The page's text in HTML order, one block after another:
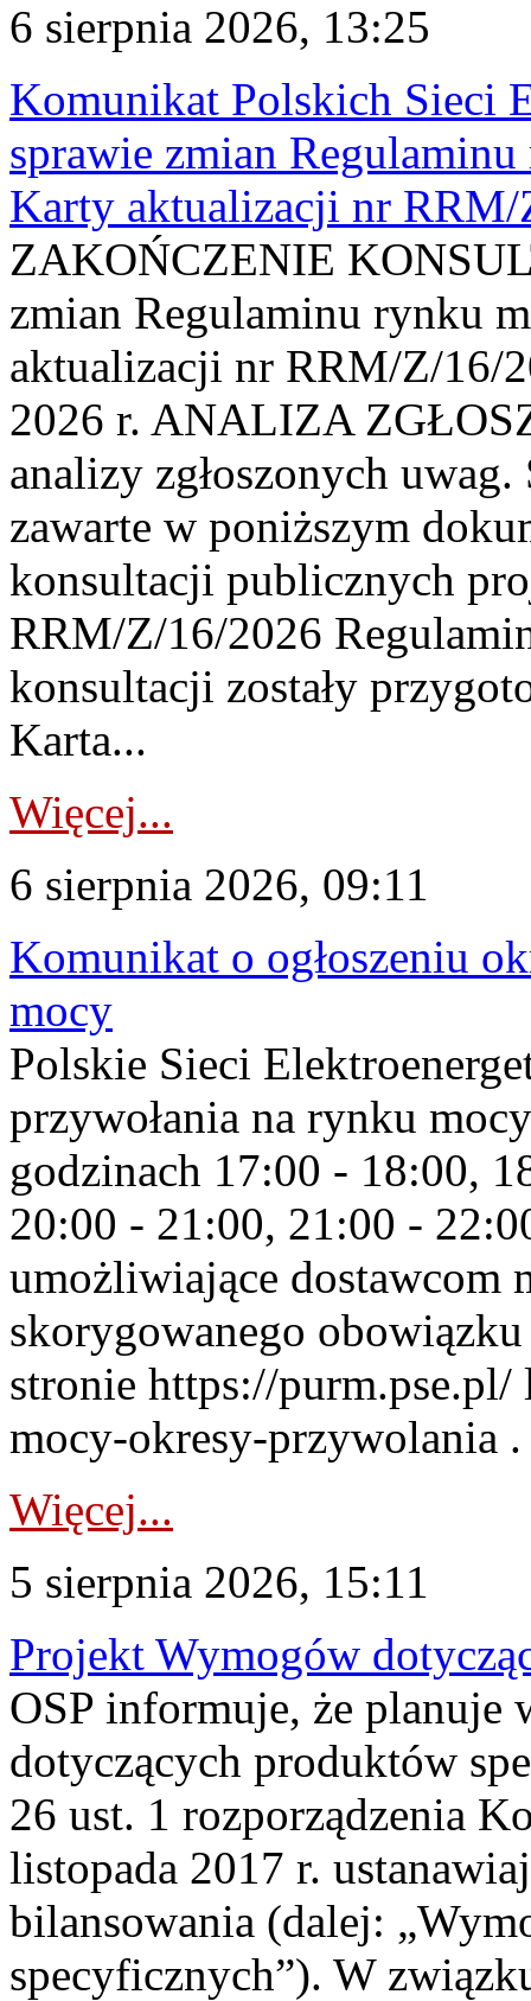
6 sierpnia 2026, 13:25
Komunikat Polskich Sieci
sprawie zmian
Karty aktualizacji nr
ZAKOŃCZENIE
zmian Regulaminu rynku
aktualizacji nr RRM/Z/16/
2026 r. ANALIZA
analizy zgłoszonych
zawarte w poniższym
konsultacji publicznych
RRM/Z/16/2026
konsultacji zostały
Karta...
Więcej...
6 sierpnia 2026, 09:11
Komunikat o ogłoszeniu
mocy
Polskie Sieci
przywołania na rynku
godzinach 17:00 - 18:00,
20:00 - 21:00, 21:00 -
umożliwiające dostawcom
skorygowanego
stronie https://
mocy-okresy-przywolania
Więcej...
5 sierpnia 2026, 15:11
Projekt Wymogów
OSP informuje, że planuje
dotyczących produktów
26 ust. 1 rozporządzenia
listopada 2017 r.
bilansowania (dalej:
specyficznych”). W